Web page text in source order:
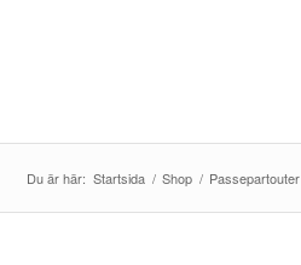
Du är här: Startsida / Shop / Passepartouter